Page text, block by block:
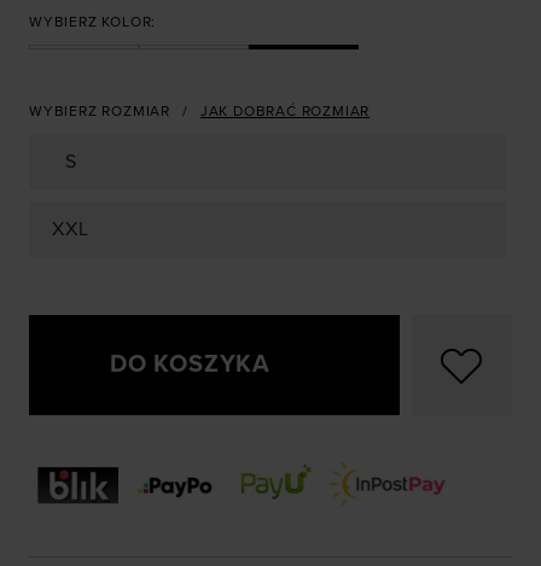
WYBIERZ KOLOR:
WYBIERZ ROZMIAR JAK DOBRAĆ ROZMIAR
S
XXL
DO KOSZYKA